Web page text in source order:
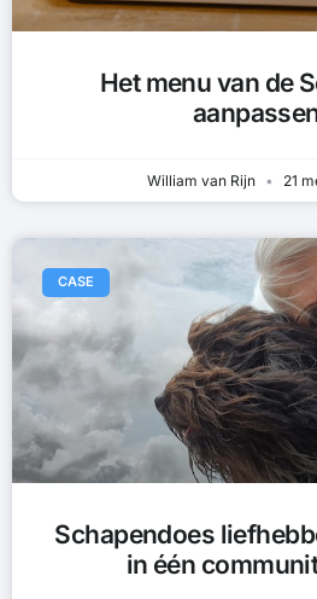
Het menu van de
William van Rijn 21
CASE
Schapendoes
in één